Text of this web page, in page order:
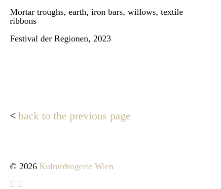
Mortar troughs, earth, iron bars, willows, textile
ribbons
Festival der Regionen, 2023
back to the previous page
© 2026 Kulturdrogerie Wien